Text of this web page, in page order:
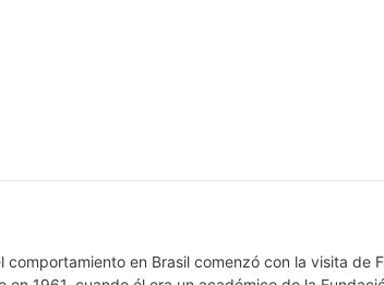
comportamiento en Brasil comenzó con la visita de